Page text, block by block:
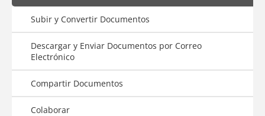
Subir y Convertir Documentos
Descargar y Enviar Documentos por Correo
Electrónico
Compartir Documentos
Colaborar